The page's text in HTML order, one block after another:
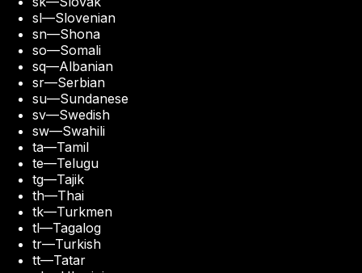
sl—Slovenian
sn—Shona
so—Somali
sq—Albanian
sr—Serbian
su—Sundanese
sv—Swedish
sw—Swahili
ta—Tamil
te—Telugu
tg—Tajik
th—Thai
tk—Turkmen
tl—Tagalog
tr—Turkish
tt—Tatar